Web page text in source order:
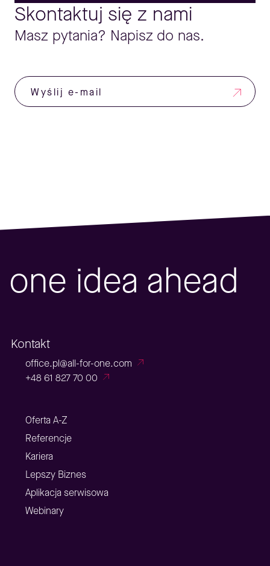
Skontaktuj się z nami
Masz pytania? Napisz do nas.
Wyślij e-mail
one idea ahead
Kontakt
office.pl@all-for-one.com
+48 61 827 70 00
Oferta A-Z
Referencje
Kariera
Lepszy Biznes
Aplikacja serwisowa
Webinary